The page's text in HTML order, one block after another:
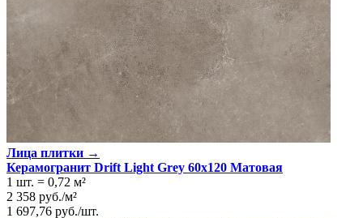
Лица плитки →
Керамогранит Drift Light Grey 60x120 Матовая
1 шт. = 0,72 м²
2 358 руб./м²
1 697,76 руб./шт.